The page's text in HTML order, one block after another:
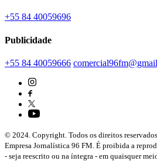
+55 84 40059696
Publicidade
+55 84 40059666
© 2024. Copyright. Todos os direitos
Empresa Jornalística 96 FM. É proibida a
- seja reescrito ou na íntegra - em quaisquer